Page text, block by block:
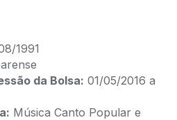
1991
da Bolsa: 01/05/2016 a
Música Canto Popular e